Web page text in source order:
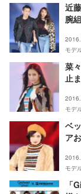
近
腕
モデ
菜
止
モデ
ベ
ア
モデ
「